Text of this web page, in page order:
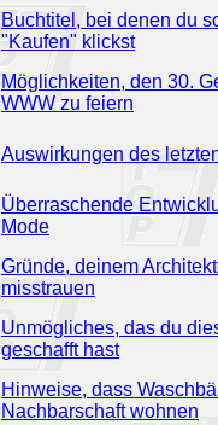
Buchtitel, bei denen du
"Kaufen" klickst
Möglichkeiten, den 30.
WWW zu feiern
Auswirkungen des
Überraschende
Mode
Gründe, deinem
misstrauen
Unmögliches, das du
geschafft hast
Hinweise, dass
Nachbarschaft wohnen